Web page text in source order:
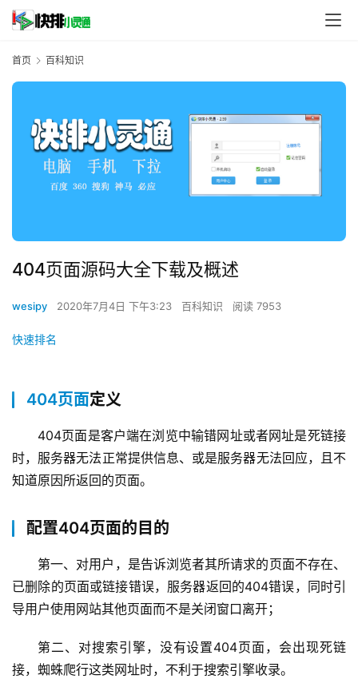
首页 百科知识
404页面源码大全下载及概述
wesipy 2020年7月4日 下午3:23 百科知识 阅读 7953
快速排名
404页面定义
404页面是客户端在浏览中输错网址或者网址是死链接
时，服务器无法正常提供信息、或是服务器无法回应，且不
知道原因所返回的页面。
配置404页面的目的
第一、对用户，是告诉浏览者其所请求的页面不存在、
已删除的页面或链接错误，服务器返回的404错误，同时引
导用户使用网站其他页面而不是关闭窗口离开；
第二、对搜索引擎，没有设置404页面，会出现死链
接，蜘蛛爬行这类网址时，不利于搜索引擎收录。